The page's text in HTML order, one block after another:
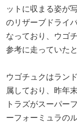
ットに収まる姿が
のリザーブドライ
なっており、ウゴ
参考に走っていた
ウゴチュクはラン
属しており、昨年
トラズがスーパー
ーフォーミュラの